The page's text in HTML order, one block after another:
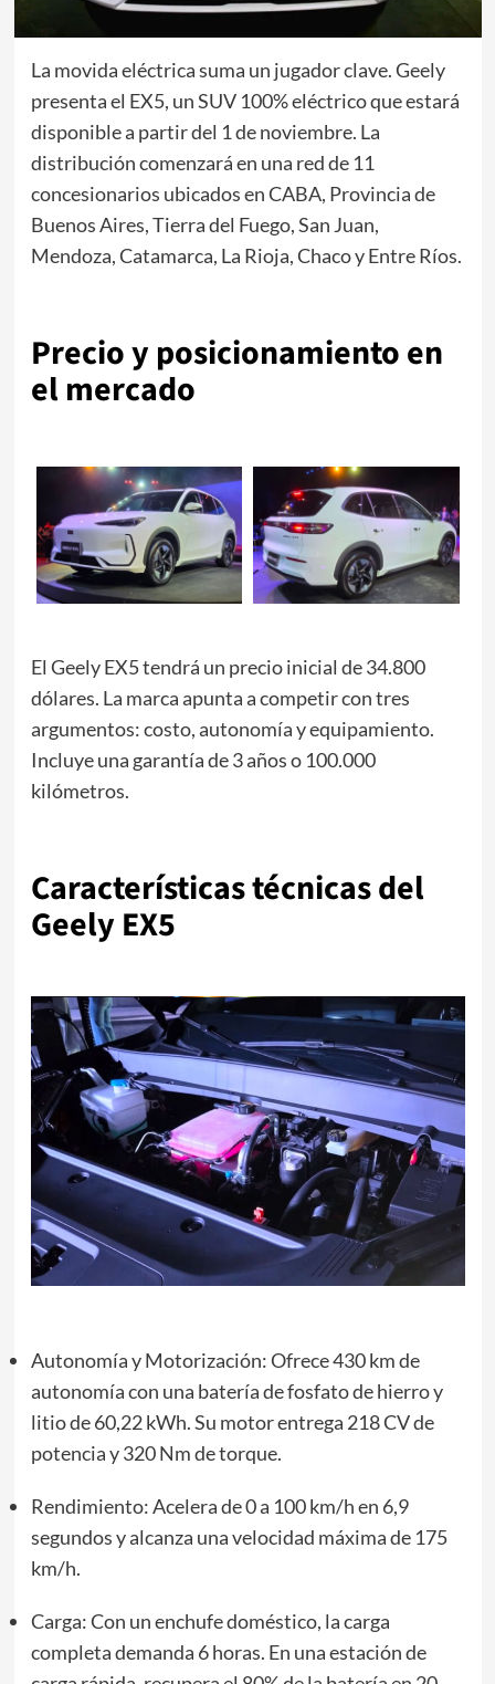
La movida eléctrica suma un jugador clave. Geely
presenta el EX5, un SUV 100% eléctrico que estará
disponible a partir del 1 de noviembre. La
distribución comenzará en una red de 11
concesionarios ubicados en CABA, Provincia de
Buenos Aires, Tierra del Fuego, San Juan,
Mendoza, Catamarca, La Rioja, Chaco y Entre Ríos.
Precio y posicionamiento en
el mercado
El Geely EX5 tendrá un precio inicial de 34.800
dólares. La marca apunta a competir con tres
argumentos: costo, autonomía y equipamiento.
Incluye una garantía de 3 años o 100.000
kilómetros.
Características técnicas del
Geely EX5
Autonomía y Motorización: Ofrece 430 km de
autonomía con una batería de fosfato de hierro y
litio de 60,22 kWh. Su motor entrega 218 CV de
potencia y 320 Nm de torque.
Rendimiento: Acelera de 0 a 100 km/h en 6,9
segundos y alcanza una velocidad máxima de 175
km/h.
Carga: Con un enchufe doméstico, la carga
completa demanda 6 horas. En una estación de